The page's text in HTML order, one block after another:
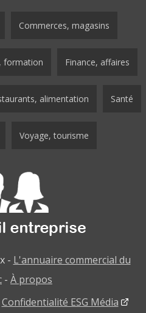
Commerces, magasins
formation Finance, affaires
alimentation Santé
Voyage, tourisme
- L'annuaire commercial du
- À propos
Confidentialité ESG Média